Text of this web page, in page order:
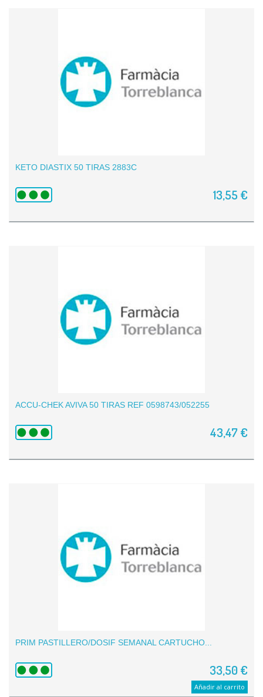
KETO DIASTIX 50 TIRAS 2883C
13,55 €
ACCU-CHEK AVIVA 50 TIRAS REF 0598743/052255
43,47 €
PRIM PASTILLERO/DOSIF SEMANAL CARTUCHO...
33,50 €
Añadir al carrito